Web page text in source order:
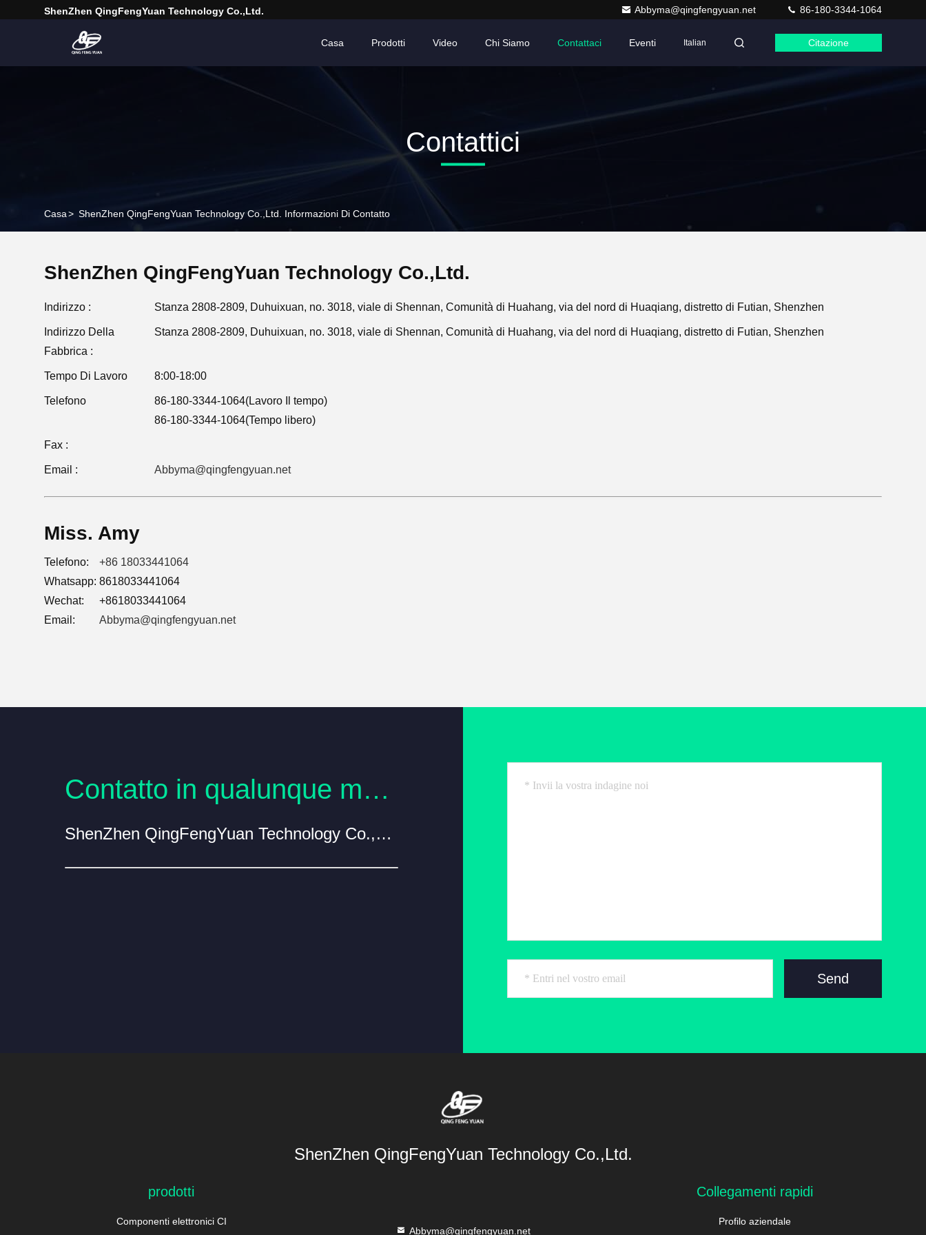
ShenZhen QingFengYuan Technology Co.,Ltd. Abbyma@qingfengyuan.net 86-180-3344-1064
Casa Prodotti Video Chi Siamo Contattaci Eventi Italian Citazione
Contattici
Casa> ShenZhen QingFengYuan Technology Co.,Ltd. Informazioni Di Contatto
ShenZhen QingFengYuan Technology Co.,Ltd.
Indirizzo : Stanza 2808-2809, Duhuixuan, no. 3018, viale di Shennan, Comunità di Huahang, via del nord di Huaqiang, distretto di Futian, Shenzhen
Indirizzo Della
Fabbrica :
Stanza 2808-2809, Duhuixuan, no. 3018, viale di Shennan, Comunità di Huahang, via del nord di Huaqiang, distretto di Futian, Shenzhen
Tempo Di Lavoro 8:00-18:00
Telefono
86-180-3344-1064(Lavoro Il tempo)
86-180-3344-1064(Tempo libero)
Fax :
Email : Abbyma@qingfengyuan.net
Miss. Amy
Telefono:
+86 18033441064
Whatsapp: 8618033441064
Wechat:
+8618033441064
Email:
Abbyma@qingfengyuan.net
Contatto in qualunque momento
ShenZhen QingFengYuan Technology Co.,Ltd.
Send
ShenZhen QingFengYuan Technology Co.,Ltd.
prodotti
Componenti elettronici CI
Abbyma@qingfengyuan.net
Collegamenti rapidi
Profilo aziendale